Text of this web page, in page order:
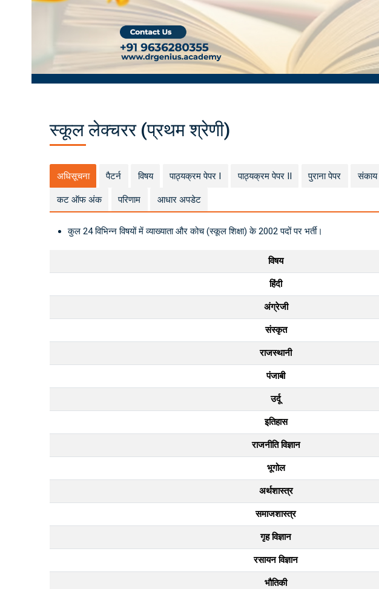
e
–
स्कूल लेक्चरर (प्रथम श्रेणी)
अधिसूचना पैटर्न विषय पाठ्यक्रम पेपर I पाठ्यक्रम पेपर II पुराना पेपर संकाय
कट ऑफ अंक परिणाम आधार अपडेट
कुल 24 विभिन्न विषयों में व्याख्याता और कोच (स्कूल शिक्षा) के 2002 पदों पर भर्ती।
विषय
हिंदी
अंग्रेजी
संस्कृत
राजस्थानी
पंजाबी
उर्दू
इतिहास
राजनीति विज्ञान
भूगोल
अर्थशास्त्र
समाजशास्त्र
गृह विज्ञान
रसायन विज्ञान
भौतिकी